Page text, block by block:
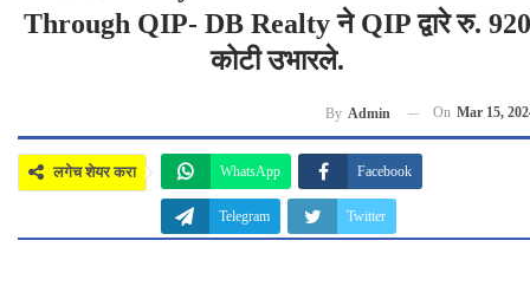
Through QIP- DB Realty ने QIP द्वारे रु. 920
कोटी उभारले.
By Admin On Mar 15,
लगेच शेयर करा WhatsApp Facebook
Telegram Twitter